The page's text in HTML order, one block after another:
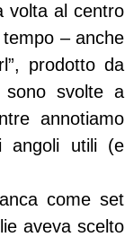
volta al centro
– anche
prodotto da
sono svolte a
annotiamo
angoli utili (e
come set
aveva scelto